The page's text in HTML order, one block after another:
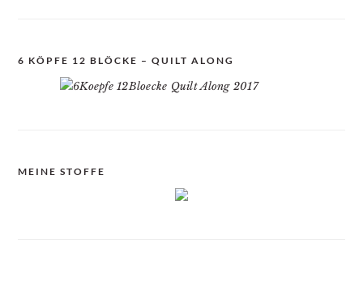
6 KÖPFE 12 BLÖCKE – QUILT ALONG
MEINE STOFFE